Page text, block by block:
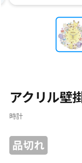
アクリル壁
時計
品切れ